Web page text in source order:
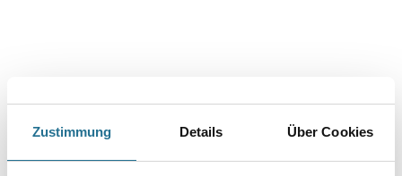
Zustimmung Details Über Cookies